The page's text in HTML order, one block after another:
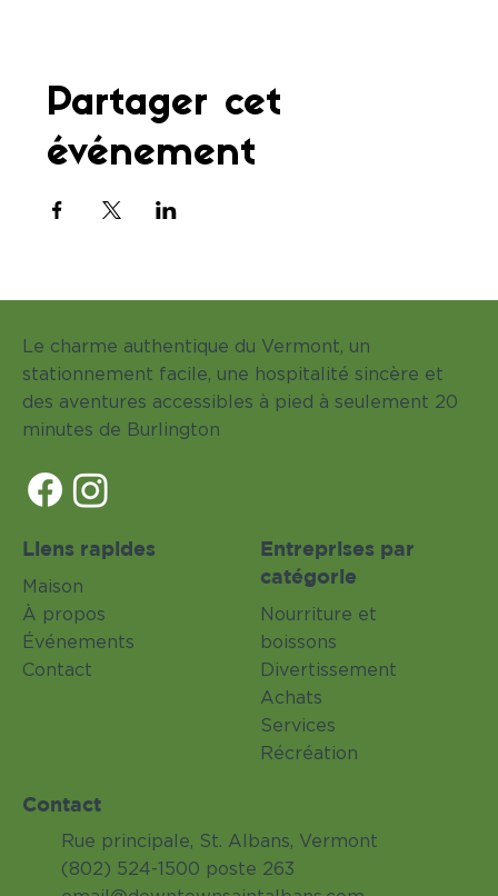
Partager cet
événement
Liens rapides
Maison
À propos
Événements
Contact
Entreprises par
catégorie
Nourriture et
boissons
Divertissement
Achats
Services
Récréation
Contact
Rue principale, St. Albans, Vermont
(802) 524-1500 poste 263
Le charme authentique du Vermont, un
stationnement facile, une hospitalité sincère et
des aventures accessibles à pied à seulement 20
minutes de Burlington